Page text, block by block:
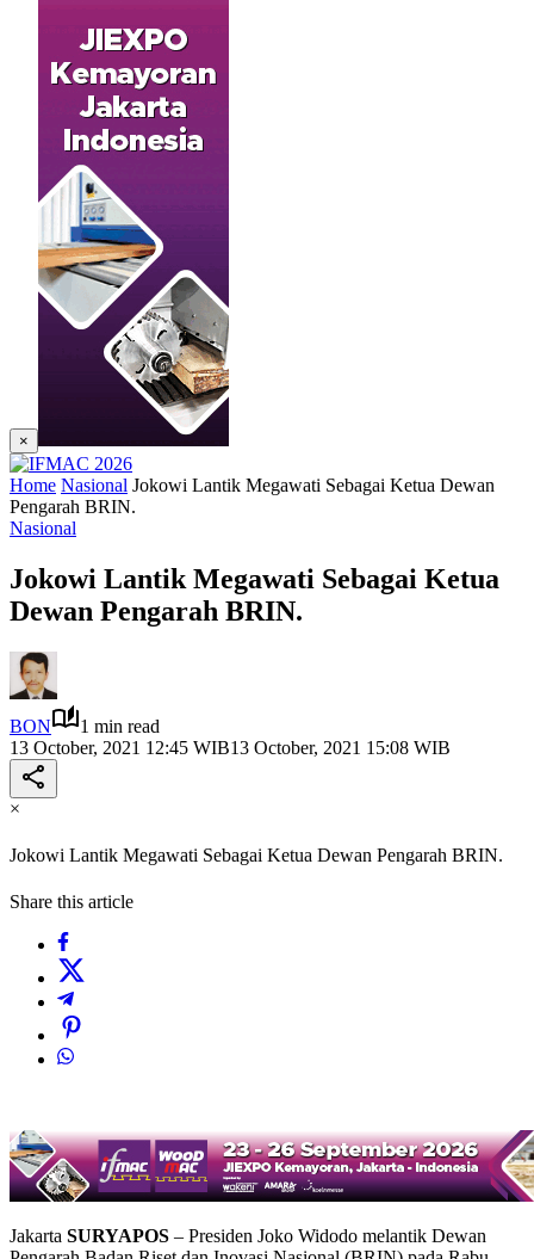
×
Home Nasional Jokowi Lantik Megawati Sebagai Ketua Dewan
Pengarah BRIN.
Nasional
Jokowi Lantik Megawati Sebagai Ketua
Dewan Pengarah BRIN.
BON
1 min read
13 October, 2021 12:45 WIB13 October, 2021 15:08 WIB
×
Jokowi Lantik Megawati Sebagai Ketua Dewan Pengarah BRIN.
Share this article
Jakarta SURYAPOS – Presiden Joko Widodo melantik Dewan